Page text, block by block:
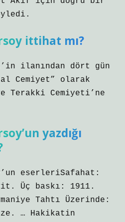
ittihat mı?
ilanından dört gün
Cemiyet” olarak
Cemiyeti’ne
yazdığı
eserleriSafahat:
Üç baskı: 1911.
Tahtı Üzerinde:
… Hakikatin